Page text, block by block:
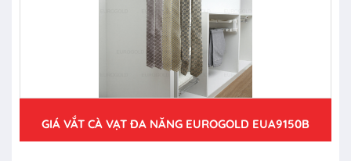
GIÁ VẮT CÀ VẠT ĐA NĂNG EUROGOLD EUA9150B